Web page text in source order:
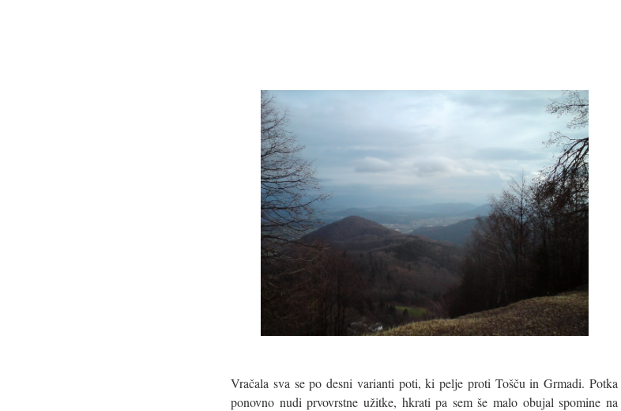
Vračala sva se po desni varianti poti, ki pelje proti Tošču in Grmadi. Potka
ponovno nudi prvovrstne užitke, hkrati pa sem še malo obujal spomine na